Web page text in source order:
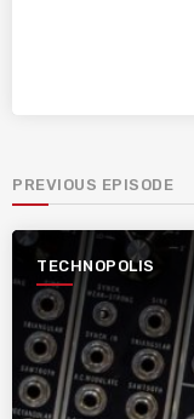
PREVIOUS EPISODE
TECHNOPOLIS